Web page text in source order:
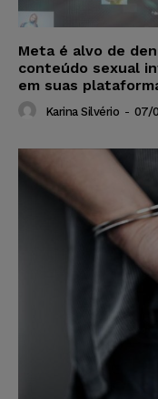
Meta é alvo de
conteúdo sexual
em suas
Karina Silvério - 07/